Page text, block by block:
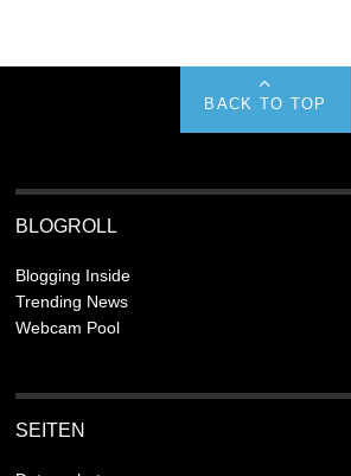
BACK TO TOP
BLOGROLL
Blogging Inside
Trending News
Webcam Pool
SEITEN